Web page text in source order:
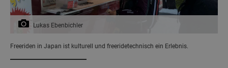
Lukas Ebenbichler
Freeriden in Japan ist kulturell und freeridetechnisch ein Erlebnis.